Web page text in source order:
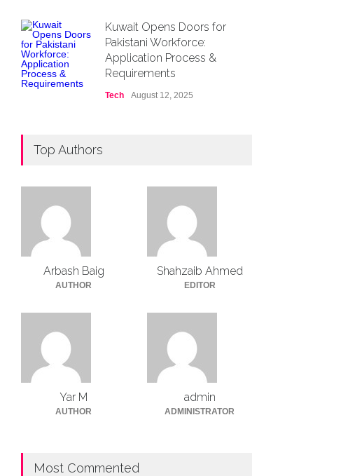
Kuwait Opens Doors for
Pakistani Workforce:
Application Process &
Requirements
Tech August 12, 2025
Top Authors
Arbash Baig
AUTHOR
Shahzaib Ahmed
EDITOR
Yar M
AUTHOR
admin
ADMINISTRATOR
Most Commented